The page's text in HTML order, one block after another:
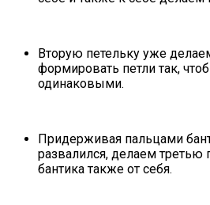
Вторую петельку уже
формировать петли так,
одинаковыми.
Придерживая пальцами
развалился, делаем третью
бантика также от себя.